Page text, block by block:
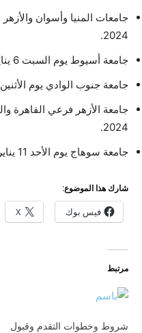
2024.
جامعة أسيوط يوم السبت 6 يناير 2024.
جامعة جنوب الوادي يوم الأثنين 8 يناير 2024.
2024.
جامعة سوهاج يوم الأحد 11 يناير 2024.
شارك هذا الموضوع:
فيس بوك X
مرتبط
شروط وخطوات التقدم وقبول